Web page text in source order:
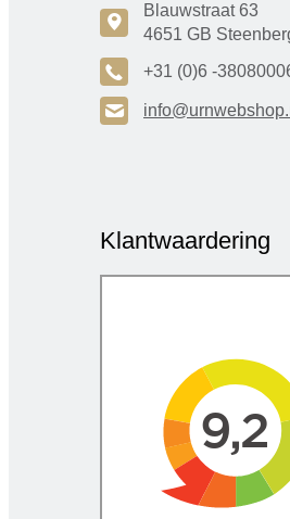
c
Blauwstraat 63
4651 GB
A +31 (0)6 -
H
Klantwaardering